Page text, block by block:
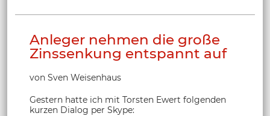
Anleger nehmen die große
Zinssenkung entspannt auf
von Sven Weisenhaus
Gestern hatte ich mit Torsten Ewert folgenden
kurzen Dialog per Skype: